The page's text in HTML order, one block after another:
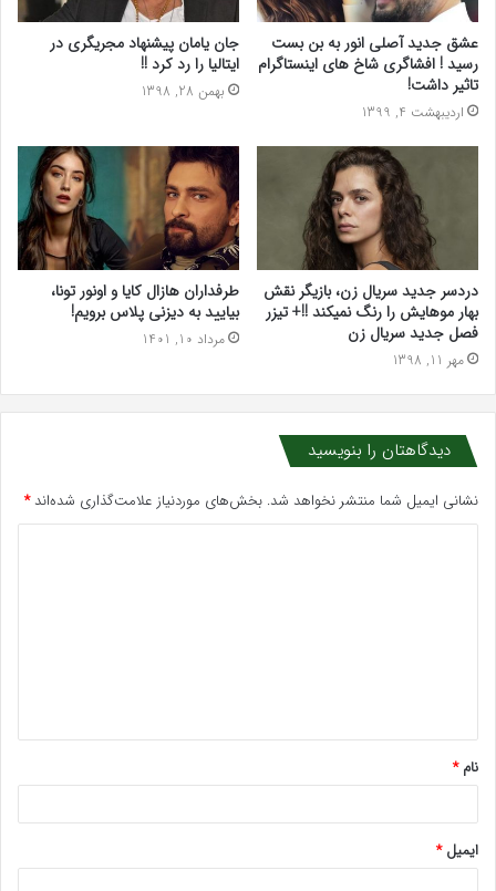
عشق جدید آصلی انور به بن بست
رسید ! افشاگری شاخ های اینستاگرام
تاثیر داشت!
اردیبهشت 4, 1399
جان یامان پیشنهاد مجریگری در
ایتالیا را رد کرد !!
بهمن 28, 1398
دردسر جدید سریال زن، بازیگر نقش
بهار موهایش را رنگ نمیکند !!+ تیزر
فصل جدید سریال زن
مهر 11, 1398
طرفداران هازال کایا و اونور تونا،
بیایید به دیزنی پلاس برویم!
مرداد 10, 1401
دیدگاهتان را بنویسید
نشانی ایمیل شما منتشر نخواهد شد. بخش‌های موردنیاز علامت‌گذاری شده‌اند*
*
نام*
ایمیل*